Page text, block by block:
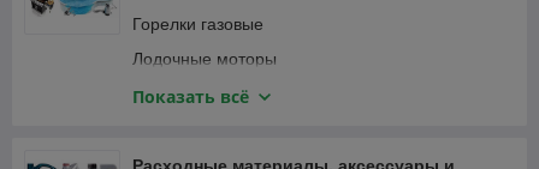
Умывальники для дачи
Горелки газовые
Лодочные моторы
Лодки надувные ПВХ
Фонари и светильники
Показать всё